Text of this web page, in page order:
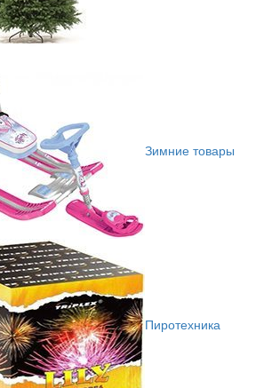
Зимние товары
Пиротехника